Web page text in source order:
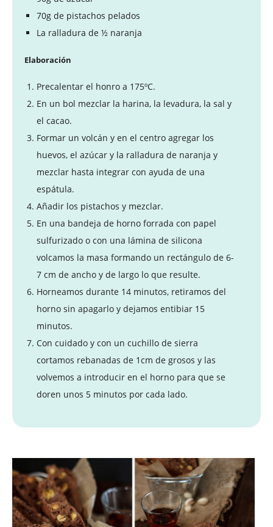
70g de pistachos pelados
La ralladura de ½ naranja
Elaboración
Precalentar el honro a 175ºC.
En un bol mezclar la harina, la levadura, la sal y
el cacao.
Formar un volcán y en el centro agregar los
huevos, el azúcar y la ralladura de naranja y
mezclar hasta integrar con ayuda de una
espátula.
Añadir los pistachos y mezclar.
En una bandeja de horno forrada con papel
sulfurizado o con una lámina de silicona
volcamos la masa formando un rectángulo de 6-
7 cm de ancho y de largo lo que resulte.
Horneamos durante 14 minutos, retiramos del
horno sin apagarlo y dejamos entibiar 15
minutos.
Con cuidado y con un cuchillo de sierra
cortamos rebanadas de 1cm de grosos y las
volvemos a introducir en el horno para que se
doren unos 5 minutos por cada lado.